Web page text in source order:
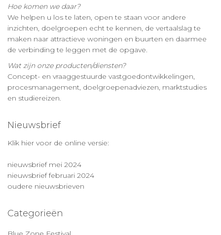
Hoe komen we daar?
We helpen u los te laten, open te staan voor andere
inzichten, doelgroepen echt te kennen, de vertaalslag te
maken naar attractieve woningen en buurten en daarmee
de verbinding te leggen met de opgave.
Wat zijn onze producten/diensten?
Concept- en vraaggestuurde vastgoedontwikkelingen,
procesmanagement, doelgroepenadviezen, marktstudies
en studiereizen.
Nieuwsbrief
Klik hier voor de online versie:
nieuwsbrief mei 2024
nieuwsbrief februari 2024
oudere nieuwsbrieven
Categorieën